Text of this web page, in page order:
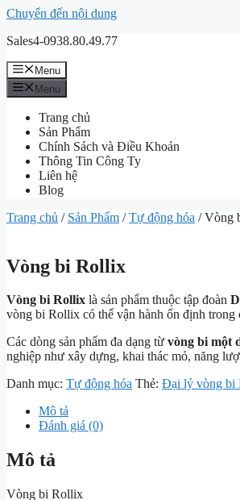
Chuyển đến nội dung
Sales4-0938.80.49.77
Menu
Menu
Trang chủ
Sản Phẩm
Chính Sách và Điều Khoản
Thông Tin Công Ty
Liên hệ
Blog
Trang chủ / Sản Phẩm /Tự động hóa / Vòng
Vòng bi Rollix
Vòng bi Rollix là sản phẩm thuộc tập đoàn
vòng bi Rollix có thể vận hành ổn định
Các dòng sản phẩm đa dạng từ vòng bi một
nghiệp như xây dựng, khai thác mỏ, năng
Danh mục: Tự động hóa Thẻ: Đại lý vòng bi
Mô tả
Đánh giá (0)
Mô tả
Vòng bi Rollix